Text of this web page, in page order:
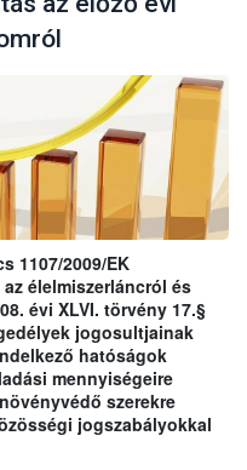
1107/2009/EK
élelmiszerláncról és
évi XLVI. törvény 17.§
jogosultjainak
hatóságok
mennyiségeire
szerekre
jogszabályokkal